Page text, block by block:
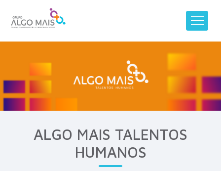
ALGO MAIS TALENTOS
HUMANOS